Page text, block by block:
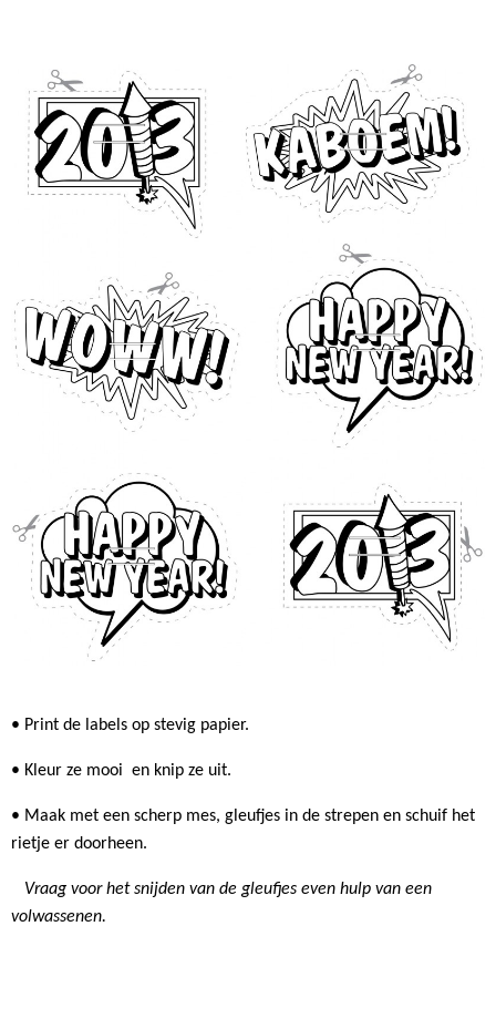
• Print de labels op stevig papier.
• Kleur ze mooi en knip ze uit.
• Maak met een scherp mes, gleufjes in de strepen en schuif het
rietje er doorheen.
Vraag voor het snijden van de gleufjes even hulp van een
volwassenen.